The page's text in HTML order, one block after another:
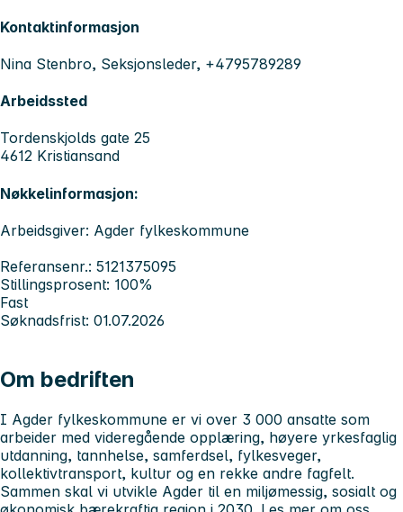
Kontaktinformasjon
Nina Stenbro, Seksjonsleder, +4795789289
Arbeidssted
Tordenskjolds gate 25
4612 Kristiansand
Nøkkelinformasjon:
Arbeidsgiver: Agder fylkeskommune
Referansenr.: 5121375095
Stillingsprosent: 100%
Fast
Søknadsfrist: 01.07.2026
Om bedriften
I Agder fylkeskommune er vi over 3 000 ansatte som
arbeider med videregående opplæring, høyere yrkesfaglig
utdanning, tannhelse, samferdsel, fylkesveger,
kollektivtransport, kultur og en rekke andre fagfelt.
Sammen skal vi utvikle Agder til en miljømessig, sosialt og